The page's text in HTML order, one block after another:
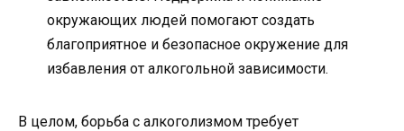
окружающих людей помогают создать
благоприятное и безопасное окружение для
избавления от алкогольной зависимости.
В целом, борьба с алкоголизмом требует